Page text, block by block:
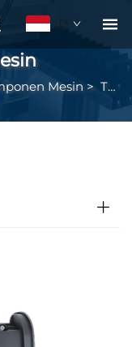
ID
Mesin > Tutup katup mesin